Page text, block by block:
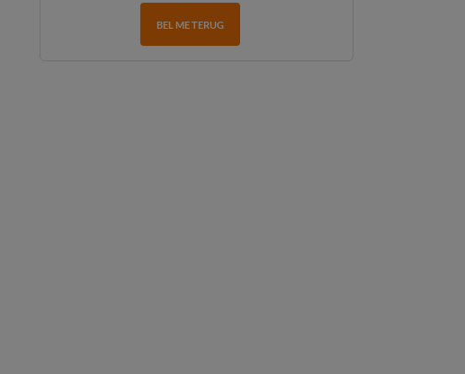
BEL ME TERUG